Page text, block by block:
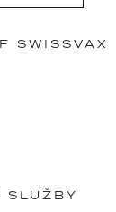
SWISSVAX
SLUŽBY